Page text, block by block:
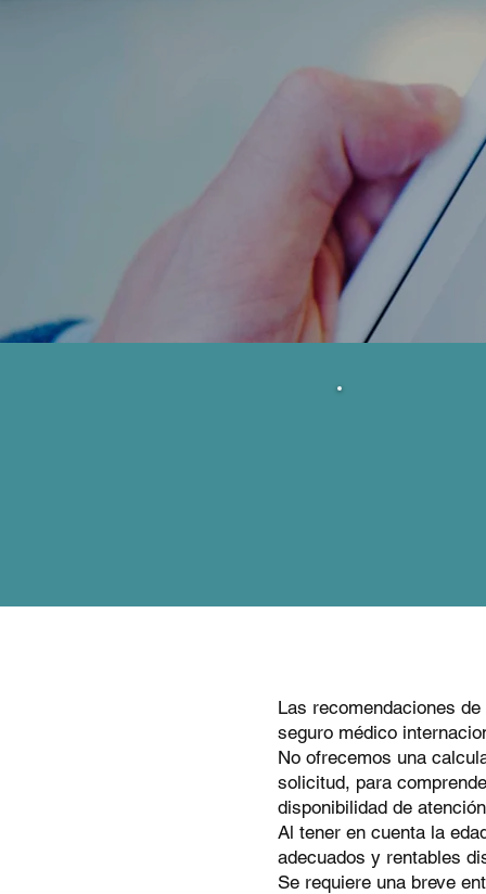
Las recomendaciones
seguro médico
No ofrecemos una
solicitud, para
disponibilidad de
Al tener en cuenta la
adecuados y rentables
Se requiere una breve